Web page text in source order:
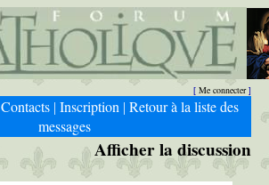
[ Me connecter]
Contacts | Inscription | Retour à la liste des
messages
Afficher la discussion